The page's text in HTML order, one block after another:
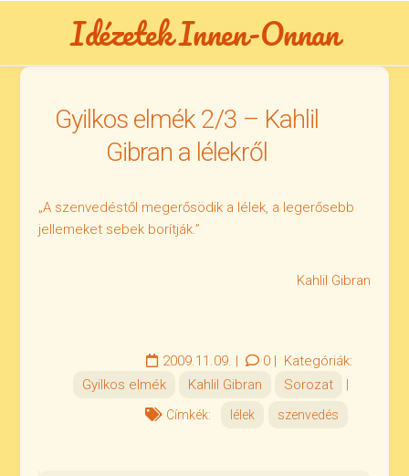
Idézetek Innen-Onnan
Gyilkos elmék 2/3 – Kahlil
Gibran a lélekről
„A szenvedéstől megerősödik a lélek, a legerősebb
jellemeket sebek borítják.”
Kahlil Gibran
2009.11.09. | 0| Kategóriák:
Gyilkos elmék
Kahlil Gibran Sorozat |
Címkék: lélek szenvedés